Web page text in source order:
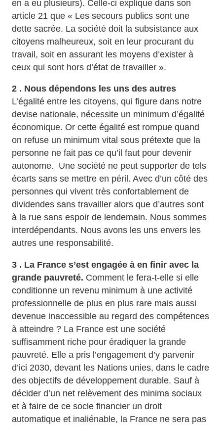
en a eu plusieurs). Celle-ci explique dans son
article 21 que « Les secours publics sont une
dette sacrée. La société doit la subsistance aux
citoyens malheureux, soit en leur procurant du
travail, soit en assurant les moyens d’exister à
ceux qui sont hors d’état de travailler ».
2 . Nous dépendons les uns des autres
L’égalité entre les citoyens, qui figure dans notre
devise nationale, nécessite un minimum d’égalité
économique. Or cette égalité est rompue quand
on refuse un minimum vital sous prétexte que la
personne ne fait pas ce qu’il faut pour devenir
autonome. Une société ne peut supporter de tels
écarts sans se mettre en péril. Avec d’un côté des
personnes qui vivent très confortablement de
dividendes sans travailler alors que d’autres sont
à la rue sans espoir de lendemain. Nous sommes
interdépendants. Nous avons les uns envers les
autres une responsabilité.
3 . La France s’est engagée à en finir avec la
grande pauvreté. Comment le fera-t-elle si elle
conditionne un revenu minimum à une activité
professionnelle de plus en plus rare mais aussi
devenue inaccessible au regard des compétences
à atteindre ? La France est une société
suffisamment riche pour éradiquer la grande
pauvreté. Elle a pris l’engagement d’y parvenir
d’ici 2030, devant les Nations unies, dans le cadre
des objectifs de développement durable. Sauf à
décider d’un net relèvement des minima sociaux
et à faire de ce socle financier un droit
automatique et inaliénable, la France ne sera pas